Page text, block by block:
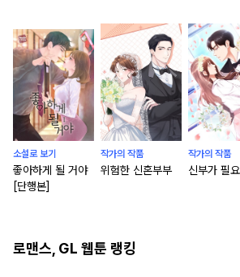
소설로 보기
좋아하게 될 거야
[단행본]
작가의 작품
위험한 신혼부부
작가의 작품
신부가 필
로맨스, GL 웹툰 랭킹